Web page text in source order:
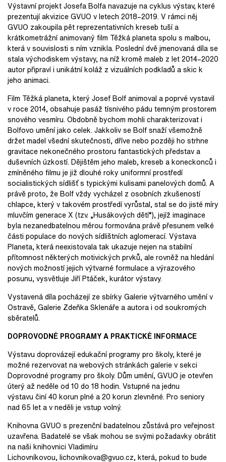
Výstavní projekt Josefa Bolfa navazuje na cyklus výstav, které
prezentují akvizice GVUO v letech 2018–2019. V rámci něj
GVUO zakoupila pět reprezentativních kreseb tuší a
krátkometrážní animovaný film Těžká planeta spolu s malbou,
která v souvislosti s ním vznikla. Poslední dvě jmenovaná díla se
stala východiskem výstavy, na níž kromě maleb z let 2014–2020
autor připraví i unikátní koláž z vizuálních podkladů a skic k
jeho animaci.
Film Těžká planeta, který Josef Bolf animoval a poprvé vystavil
v roce 2014, obsahuje pasáž tísnivého pádu temným prostorem
snového vesmíru. Obdobně bychom mohli charakterizovat i
Bolfovo umění jako celek. Jakkoliv se Bolf snaží všemožně
držet madel všední skutečnosti, dříve nebo později ho strhne
gravitace nekonečného prostoru fantastických představ a
duševních úzkostí. Dějištěm jeho maleb, kreseb a koneckonců i
zmíněného filmu je již dlouhé roky uniformní prostředí
socialistických sídlišť s typickými kulisami panelových domů. A
právě proto, že Bolf vždy vycházel z osobních zkušeností
chlapce, který v takovém prostředí vyrůstal, stal se do jisté míry
mluvčím generace X (tzv. „Husákových dětí“), jejíž imaginace
byla nezanedbatelnou měrou formována právě přesunem velké
části populace do nových sídlištních aglomerací. Výstava
Planeta, která neexistovala tak ukazuje nejen na stabilní
přítomnost některých motivických prvků, ale rovněž na hledání
nových možností jejich výtvarné formulace a výrazového
posunu, vysvětluje Jiří Ptáček, kurátor výstavy.
Vystavená díla pocházejí ze sbírky Galerie výtvarného umění v
Ostravě, Galerie Zdeňka Sklenáře a autora i od soukromých
sběratelů.
DOPROVODNÉ PROGRAMY A PRAKTICKÉ INFORMACE
Výstavu doprovázejí edukační programy pro školy, které je
možné rezervovat na webových stránkách galerie v sekci
Doprovodné programy pro školy. Dům umění, GVUO je otevřen
úterý až neděle od 10 do 18 hodin. Vstupné na jednu
výstavu činí 40 korun plné a 20 korun zlevněné. Pro seniory
nad 65 let a v neděli je vstup volný.
Knihovna GVUO s prezenční badatelnou zůstává pro veřejnost
uzavřena. Badatelé se však mohou se svými požadavky obrátit
na naši knihovnici Vladimíru
Lichovníkovou, lichovnikova@gvuo.cz, která, pokud to bude